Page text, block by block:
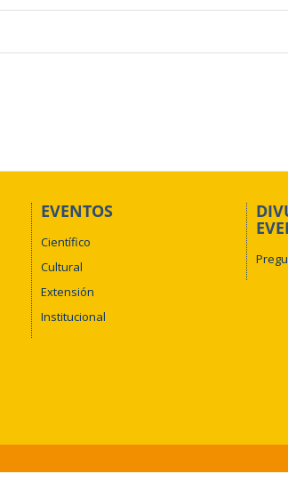
EVENTOS
Científico
Cultural
Extensión
Institucional